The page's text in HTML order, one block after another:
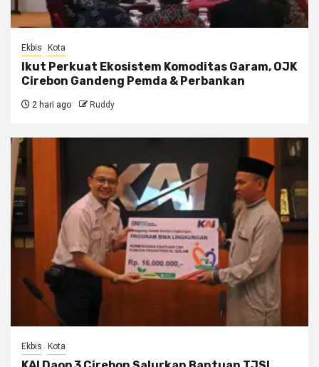
Ekbis Kota
Ikut Perkuat Ekosistem Komoditas Garam, OJK
Cirebon Gandeng Pemda & Perbankan
2 hari ago Ruddy
Ekbis Kota